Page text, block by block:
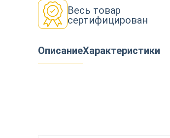
Весь товар
сертифицирован
ОписаниеХарактеристики